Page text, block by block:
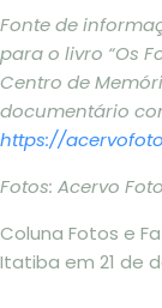
Fonte de
para o livro “Os
Centro de
documentário
https://
Fotos: Acervo
Coluna Fotos e
Itatiba em 21 de